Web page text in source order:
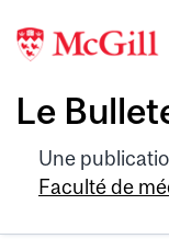
Le
Une
Faculté de